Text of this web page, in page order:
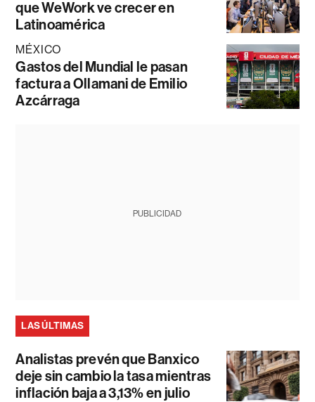
que WeWork ve crecer en
Latinoamérica
MÉXICO
Gastos del Mundial le pasan
factura a Ollamani de Emilio
Azcárraga
PUBLICIDAD
LAS ÚLTIMAS
Analistas prevén que Banxico
deje sin cambio la tasa mientras
inflación baja a 3,13% en julio